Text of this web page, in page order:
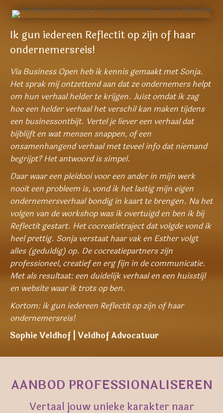
Ik gun iedereen Reflectit op zijn of haar
ondernemersreis!
Via Business Open heb ik kennis gemaakt met Sonja.
Het sprak mij ontzettend aan dat ze ondernemers helpt
om hun verhaal helder te krijgen. Juist omdat ik zag
hoe een helder verhaal het verschil kan maken tijdens
een businessontbijt. Vertel je liever een verhaal dat
bijblijft en wat mensen snappen, of een
onsamenhangend verhaal met teveel info dat niemand
begrijpt? Het antwoord is simpel.
Daar waar een pleidooi voor een ander in mijn werk
nooit een probleem is, vond ik het lastig mijn eigen
ondernemersverhaal bondig in kaart te brengen. Na het
volgen van de workshop was ik overtuigd en ben ik bij
Reflectit gestart. Het cocreatietraject dat volgde vond ik
heel prettig. Sonja verstaat haar vak en Esther volgt
alles (geduldig) op. De cocreatiepartners zijn
professioneel, creatief en erg fijn in de communicatie.
Met als resultaat: een duidelijk verhaal en een huisstijl
en website waar ik trots op ben.
Kortom: ik gun iedereen Reflectit op zijn of haar
ondernemersreis!
Sophie Veldhof | Veldhof Advocatuur
AANBOD PROFESSIONALISEREN
Vertaal jouw unieke karakter naar